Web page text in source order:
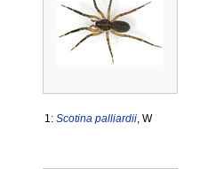
1: Scotina palliardii, W